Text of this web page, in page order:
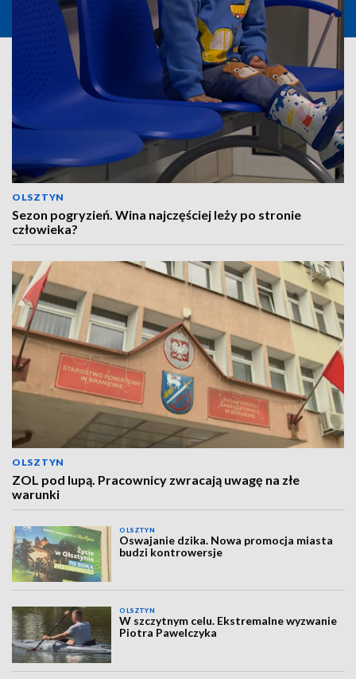
OLSZTYN
Sezon pogryzień. Wina najczęściej leży po stronie
człowieka?
OLSZTYN
ZOL pod lupą. Pracownicy zwracają uwagę na złe
warunki
OLSZTYN
Oswajanie dzika. Nowa promocja miasta
budzi kontrowersje
OLSZTYN
W szczytnym celu. Ekstremalne wyzwanie
Piotra Pawelczyka